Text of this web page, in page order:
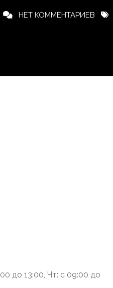
НЕТ КОММЕНТАРИЕВ
до 13:00, Чт: с 09:00 до